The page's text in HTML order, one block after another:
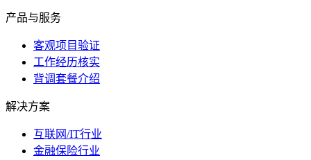
产品与服务
客观项目验证
工作经历核实
背调套餐介绍
解决方案
互联网/IT行业
金融保险行业